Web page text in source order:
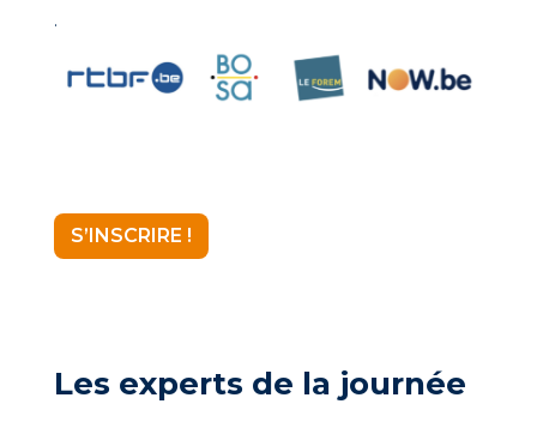
.
S’INSCRIRE !
Les experts de la journée